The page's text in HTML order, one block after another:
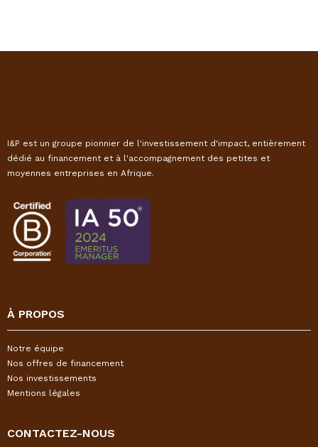
I&P est un groupe pionnier de l'investissement d'impact, entièrement
dédié au financement et à l'accompagnement des petites et
moyennes entreprises en Afrique.
À PROPOS
Notre équipe
Nos offres de financement
Nos investissements
Mentions légales
CONTACTEZ-NOUS